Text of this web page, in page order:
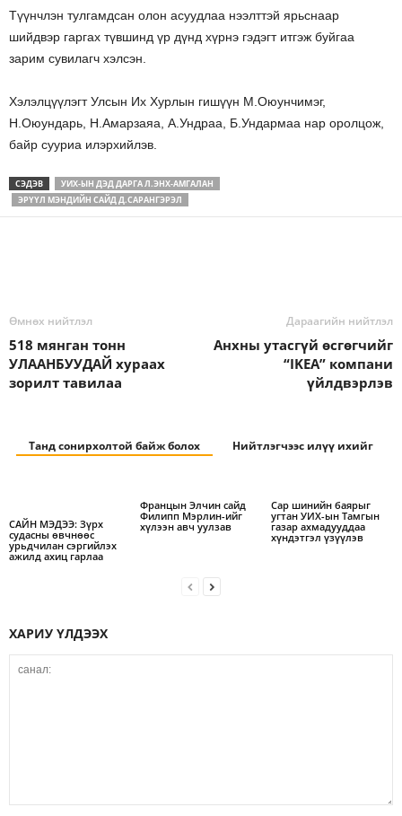
Түүнчлэн тулгамдсан олон асуудлаа нээлттэй ярьснаар
шийдвэр гаргах түвшинд үр дүнд хүрнэ гэдэгт итгэж буйгаа
зарим сувилагч хэлсэн.
Хэлэлцүүлэгт Улсын Их Хурлын гишүүн М.Оюунчимэг,
Н.Оюундарь, Н.Амарзаяа, А.Ундраа, Б.Ундармаа нар оролцож,
байр сууриа илэрхийлэв.
СЭДЭВ
УИХ-ЫН ДЭД ДАРГА Л.ЭНХ-АМГАЛАН
ЭРҮҮЛ МЭНДИЙН САЙД Д.САРАНГЭРЭЛ
Өмнөх нийтлэл
518 мянган тонн
УЛААНБУУДАЙ хураах
зорилт тавилаа
Дараагийн нийтлэл
Анхны утасгүй өсгөгчийг
“IKEA” компани
үйлдвэрлэв
Танд сонирхолтой байж болох Нийтлэгчээс илүү ихийг
САЙН МЭДЭЭ: Зүрх
судасны өвчнөөс
урьдчилан сэргийлэх
ажилд ахиц гарлаа
Францын Элчин сайд
Филипп Мэрлин-ийг
хүлээн авч уулзав
Сар шинийн баярыг
угтан УИХ-ын Тамгын
газар ахмадууддаа
хүндэтгэл үзүүлэв
ХАРИУ ҮЛДЭЭХ